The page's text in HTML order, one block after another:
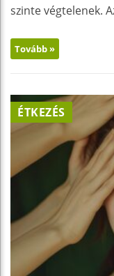
szinte végtelenek.
Tovább »
ÉTKEZÉS